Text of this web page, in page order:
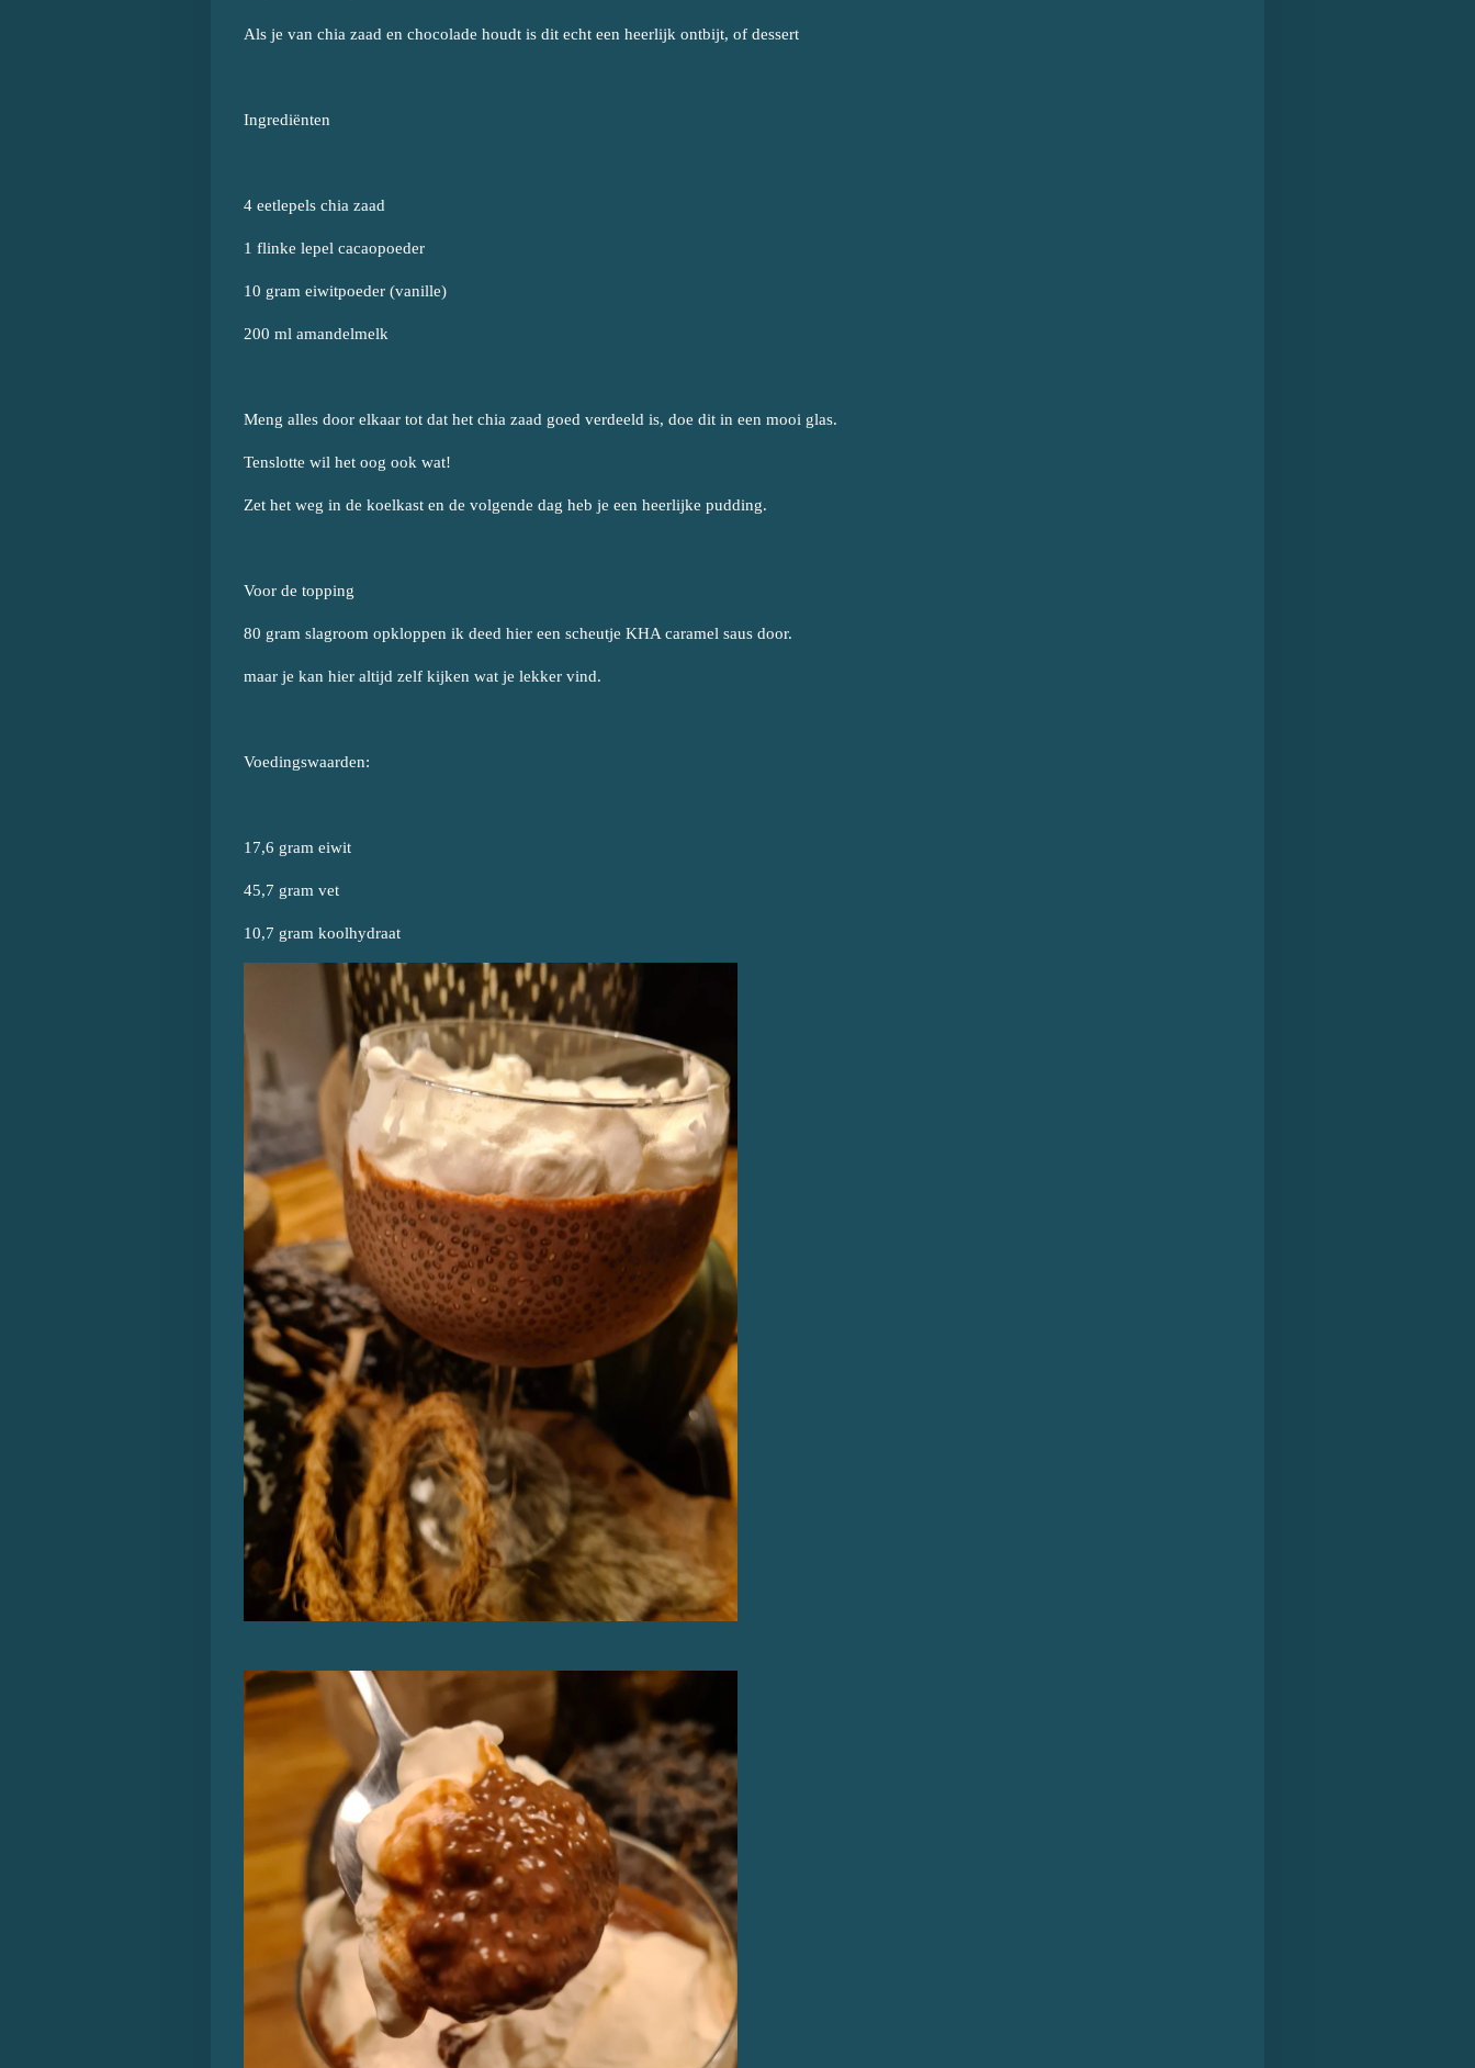
Als je van chia zaad en chocolade houdt is dit echt een heerlijk ontbijt, of dessert
Ingrediënten
4 eetlepels chia zaad
1 flinke lepel cacaopoeder
10 gram eiwitpoeder (vanille)
200 ml amandelmelk
Meng alles door elkaar tot dat het chia zaad goed verdeeld is, doe dit in een mooi glas.
Tenslotte wil het oog ook wat!
Zet het weg in de koelkast en de volgende dag heb je een heerlijke pudding.
Voor de topping
80 gram slagroom opkloppen ik deed hier een scheutje KHA caramel saus door.
maar je kan hier altijd zelf kijken wat je lekker vind.
Voedingswaarden:
17,6 gram eiwit
45,7 gram vet
10,7 gram koolhydraat